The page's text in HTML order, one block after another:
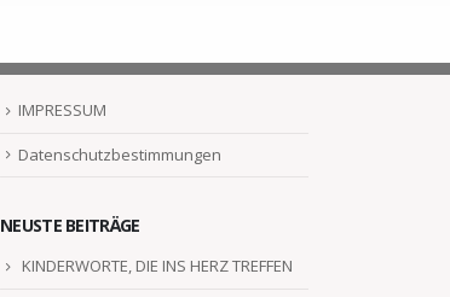
IMPRESSUM
Datenschutzbestimmungen
NEUSTE BEITRÄGE
KINDERWORTE, DIE INS HERZ TREFFEN